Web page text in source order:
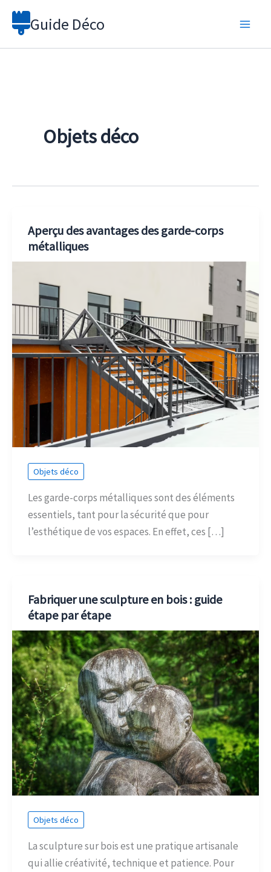
Aller
Guide Déco
Objets déco
Aperçu des avantages des garde-corps
métalliques
Objets déco
Les garde-corps métalliques sont des éléments
essentiels, tant pour la sécurité que pour
l’esthétique de vos espaces. En effet, ces […]
Fabriquer une sculpture en bois : guide
étape par étape
Objets déco
La sculpture sur bois est une pratique artisanale
qui allie créativité, technique et patience. Pour